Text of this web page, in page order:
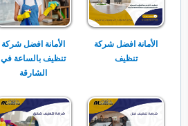
الأمانة افضل شركة
تنظيف
الأمانة افضل شركة
تنظيف بالساعة في
الشارقة